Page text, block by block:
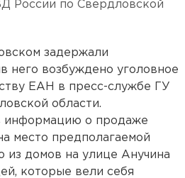
России по Свердловской
задержали
него возбуждено уголовное
ЕАН в пресс-службе ГУ
области.
информацию о продаже
место предполагаемой
из домов на улице Анучина
которые вели себя